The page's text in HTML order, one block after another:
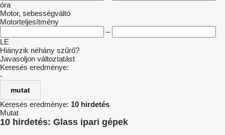
óra
Motor, sebességváltó
Motorteljesítmény
–
LE
Hiányzik néhány szűrő?
Javasoljon változtatást
Keresés eredménye:
-
mutat
Keresés eredménye: 10 hirdetés
Mutat
10 hirdetés: Glass ipari gépek